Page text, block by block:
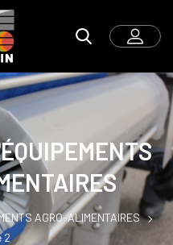
AGRO-ALIMENTAIRES
2